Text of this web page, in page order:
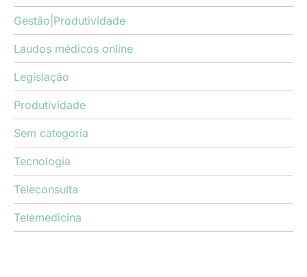
Gestão|Produtividade
Laudos médicos online
Legislação
Produtividade
Sem categoria
Tecnologia
Teleconsulta
Telemedicina